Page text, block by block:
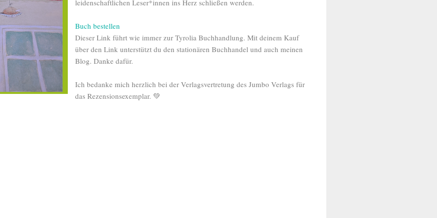
leidenschaftlichen Leser*innen ins Herz schließen werden.
Buch bestellen
Dieser Link führt wie immer zur Tyrolia Buchhandlung. Mit deinem Kauf
über den Link unterstützt du den stationären Buchhandel und auch meinen
Blog. Danke dafür.
Ich bedanke mich herzlich bei der Verlagsvertretung des Jumbo Verlags für
das Rezensionsexemplar. 💚